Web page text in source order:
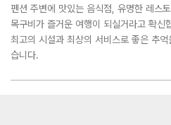
펜션 주변에 맛있는 음식점, 유명한 레스
목구비가 즐거운 여행이 되실거라고 확신
최고의 시설과 최상의 서비스로 좋은 추
습니다.